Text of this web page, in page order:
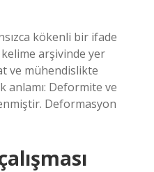
kökenli bir ifade
arşivinde yer
ve mühendislikte
anlamı: Deformite ve
Deformasyon